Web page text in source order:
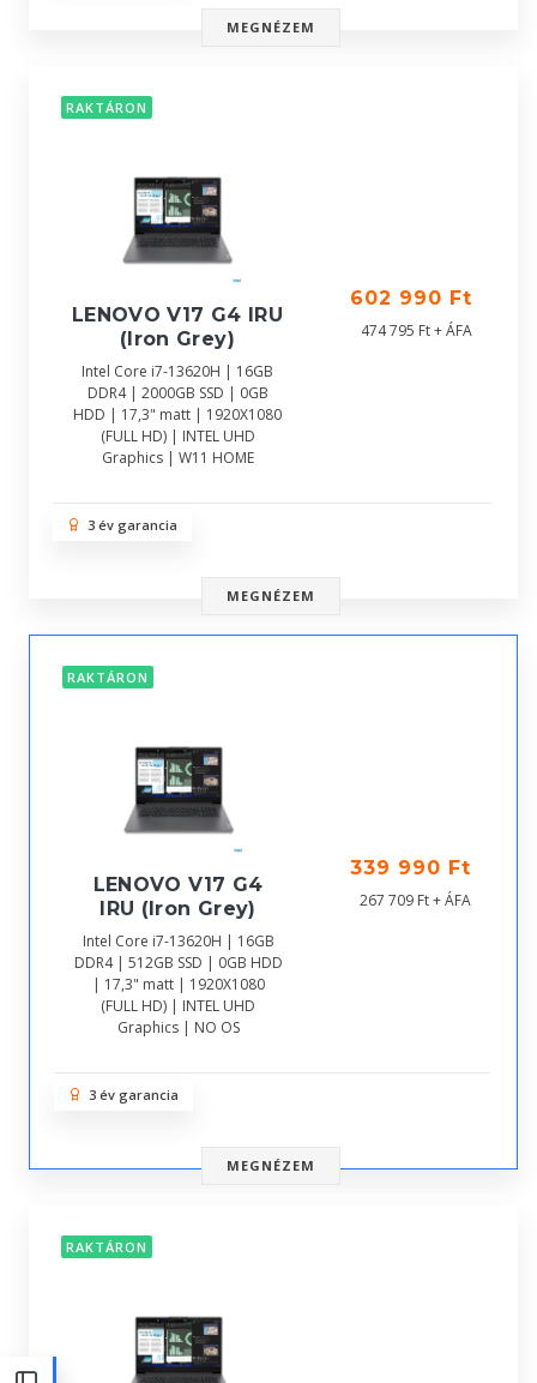
MEGNÉZEM
RAKTÁRON
LENOVO V17 G4 IRU
(Iron Grey)
Intel Core i7-13620H | 16GB
DDR4 | 2000GB SSD | 0GB
HDD | 17,3" matt | 1920X1080
(FULL HD) | INTEL UHD
Graphics | W11 HOME
602 990 Ft
474 795 Ft + ÁFA
3 év garancia
MEGNÉZEM
RAKTÁRON
LENOVO V17 G4
IRU (Iron Grey)
Intel Core i7-13620H | 16GB
DDR4 | 512GB SSD | 0GB HDD
| 17,3" matt | 1920X1080
(FULL HD) | INTEL UHD
Graphics | NO OS
339 990 Ft
267 709 Ft + ÁFA
3 év garancia
MEGNÉZEM
RAKTÁRON